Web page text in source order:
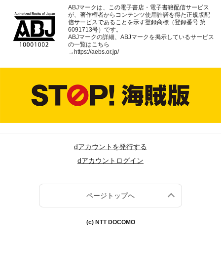
ABJマークは、この電子書店・電子書籍配信サービス
が、著作権者からコンテンツ使用許諾を得た正規版配
信サービスであることを示す登録商標（登録番号 第
6091713号）です。
ABJマークの詳細、ABJマークを掲示しているサービス
の一覧はこちら
→https://aebs.or.jp/
dアカウントを発行する
dアカウントログイン
ページトップへ
(c) NTT DOCOMO